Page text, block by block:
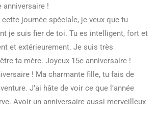
anniversaire !
cette journée spéciale, je veux que tu
je suis fier de toi. Tu es intelligent, fort et
et extérieurement. Je suis très
ta mère. Joyeux 15e anniversaire !
! Ma charmante fille, tu fais de
J’ai hâte de voir ce que l’année
Avoir un anniversaire aussi merveilleux